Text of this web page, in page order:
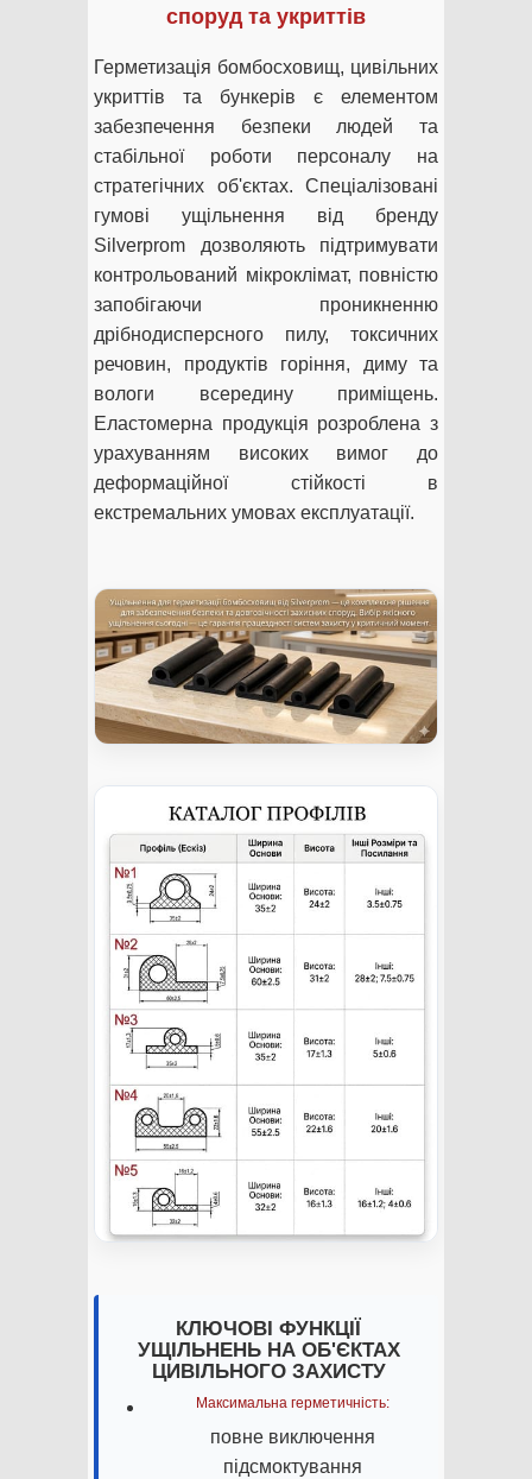
споруд та укриттів
Герметизація бомбосховищ, цивільних
укриттів та бункерів є елементом
забезпечення безпеки людей та
стабільної роботи персоналу на
стратегічних об'єктах. Спеціалізовані
гумові ущільнення від бренду
Silverprom дозволяють підтримувати
контрольований мікроклімат, повністю
запобігаючи проникненню
дрібнодисперсного пилу, токсичних
речовин, продуктів горіння, диму та
вологи всередину приміщень.
Еластомерна продукція розроблена з
урахуванням високих вимог до
деформаційної стійкості в
екстремальних умовах експлуатації.
КЛЮЧОВІ ФУНКЦІЇ
УЩІЛЬНЕНЬ НА ОБ'ЄКТАХ
ЦИВІЛЬНОГО ЗАХИСТУ
Максимальна герметичність:
повне виключення
підсмоктування